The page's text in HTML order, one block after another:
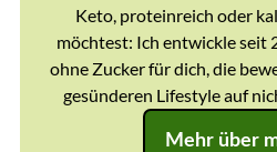
Keto, proteinreich oder
möchtest: Ich entwickle seit
ohne Zucker für dich, die
gesünderen Lifestyle auf
Mehr über